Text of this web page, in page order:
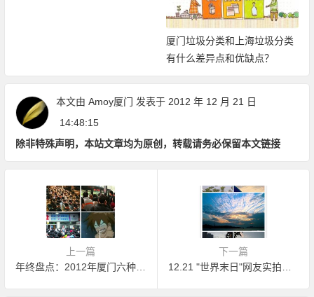
厦门垃圾分类和上海垃圾分类
有什么差异点和优缺点？
本文由 Amoy厦门 发表于 2012 年 12 月 21 日
14:48:15
除非特殊声明，本站文章均为原创，转载请务必保留本文链接
上一篇
年终盘点：2012年厦门六种"死法"
下一篇